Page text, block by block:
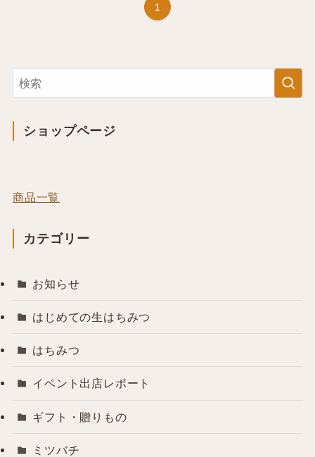
1
ショップページ
商品一覧
カテゴリー
お知らせ
はじめての生はちみつ
はちみつ
イベント出店レポート
ギフト・贈りもの
ミツバチ